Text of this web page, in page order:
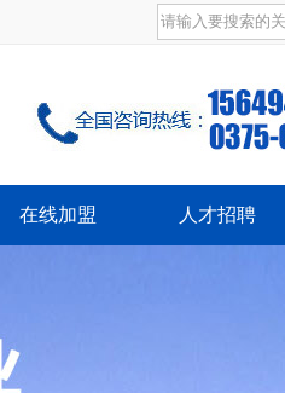
在线加盟 人才招聘